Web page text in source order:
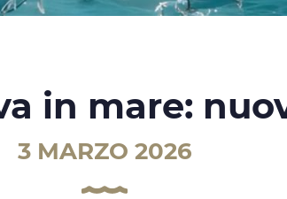
in mare:
3 MARZO 2026